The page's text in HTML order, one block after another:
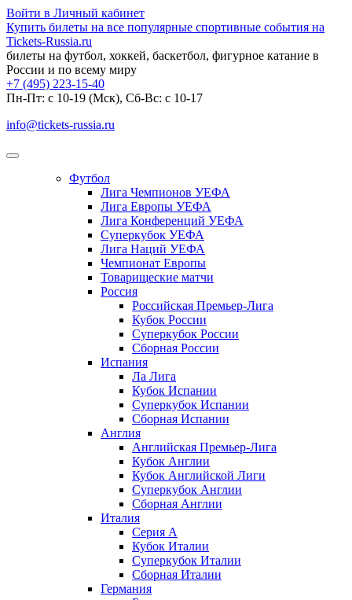
Войти в Личный кабинет
Купить билеты на все популярные спортивные события на
Tickets-Russia.ru
билеты на футбол, хоккей, баскетбол, фигурное катание в
России и по всему миру
+7 (495) 223-15-40
Пн-Пт: c 10-19 (Мск), Сб-Вс: с 10-17
info@tickets-russia.ru
Футбол
Лига Чемпионов УЕФА
Лига Европы УЕФА
Лига Конференций УЕФА
Суперкубок УЕФА
Лига Наций УЕФА
Чемпионат Европы
Товарищеские матчи
Россия
Российская Премьер-Лига
Кубок России
Суперкубок России
Сборная России
Испания
Ла Лига
Кубок Испании
Суперкубок Испании
Сборная Испании
Англия
Английская Премьер-Лига
Кубок Англии
Кубок Английской Лиги
Суперкубок Англии
Сборная Англии
Италия
Серия А
Кубок Италии
Суперкубок Италии
Сборная Италии
Германия